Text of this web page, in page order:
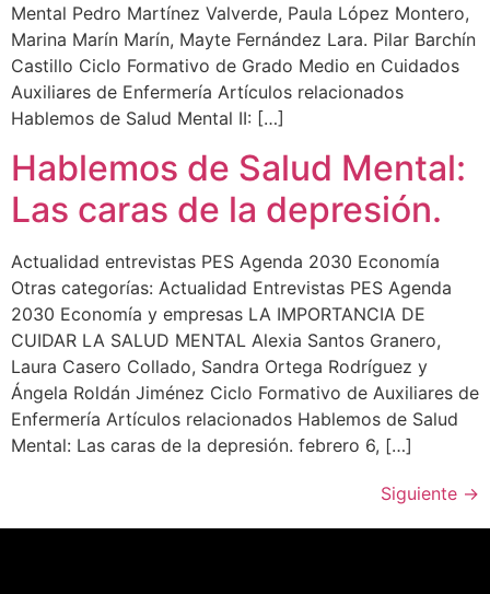
Mental Pedro Martínez Valverde, Paula López Montero,
Marina Marín Marín, Mayte Fernández Lara. Pilar Barchín
Castillo Ciclo Formativo de Grado Medio en Cuidados
Auxiliares de Enfermería Artículos relacionados
Hablemos de Salud Mental II: […]
Hablemos de Salud Mental:
Las caras de la depresión.
Actualidad entrevistas PES Agenda 2030 Economía
Otras categorías: Actualidad Entrevistas PES Agenda
2030 Economía y empresas LA IMPORTANCIA DE
CUIDAR LA SALUD MENTAL Alexia Santos Granero,
Laura Casero Collado, Sandra Ortega Rodríguez y
Ángela Roldán Jiménez Ciclo Formativo de Auxiliares de
Enfermería Artículos relacionados Hablemos de Salud
Mental: Las caras de la depresión. febrero 6, […]
Siguiente →